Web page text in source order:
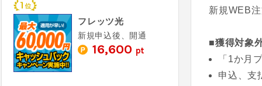
新規WEB
■獲得対象
「1か月
申込、支
フレッツ光
新規申込後、開通
16,600 pt